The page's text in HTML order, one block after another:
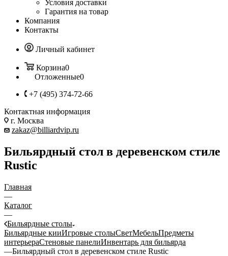
Условия доставки
Гарантия на товар
Компания
Контакты
Личный кабинет
Корзина0
Отложенные0
+7 (495) 374-72-66
Контактная информация
г. Москва
zakaz@billiardvip.ru
Бильярдный стол в деревенском стиле
Rustic
Главная
—
Каталог
—
Бильярдные столы
Бильярдные кииИгровые столыСветМебельПредметы
интерьераСтеновые панелиИнвентарь для бильярда
—Бильярдный стол в деревенском стиле Rustic